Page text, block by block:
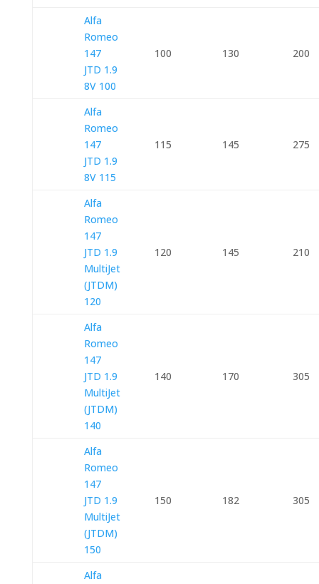
Alfa
Romeo
147
JTD 1.9
8V 100
100 130 200
Alfa
Romeo
147
JTD 1.9
8V 115
115 145 275
Alfa
Romeo
147
JTD 1.9
MultiJet
(JTDM)
120
120 145 210
Alfa
Romeo
147
JTD 1.9
MultiJet
(JTDM)
140
140 170 305
Alfa
Romeo
147
JTD 1.9
MultiJet
(JTDM)
150
150 182 305
Alfa